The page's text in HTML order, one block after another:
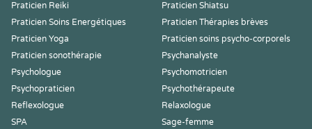
Praticien Reiki
Praticien Shiatsu
Praticien Soins Energétiques
Praticien Thérapies brèves
Praticien Yoga
Praticien soins psycho-corporels
Praticien sonothérapie
Psychanalyste
Psychologue
Psychomotricien
Psychopraticien
Psychothérapeute
Reflexologue
Relaxologue
SPA
Sage-femme